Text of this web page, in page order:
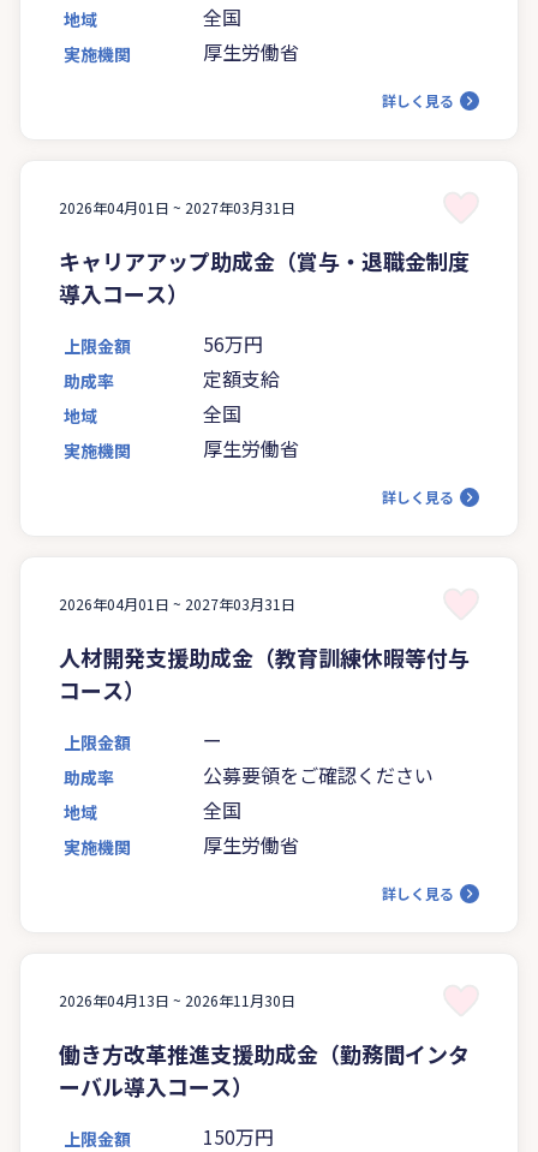
地域 全国
実施機関 厚生労働省
詳しく見る
2026年04月01日 ~ 2027年03月31日
キャリアアップ助成金（賞与・退職金制度
導入コース）
上限金額 56万円
助成率 定額支給
地域 全国
実施機関 厚生労働省
詳しく見る
2026年04月01日 ~ 2027年03月31日
人材開発支援助成金（教育訓練休暇等付与
コース）
上限金額 ー
助成率 公募要領をご確認ください
地域 全国
実施機関 厚生労働省
詳しく見る
2026年04月13日 ~ 2026年11月30日
働き方改革推進支援助成金（勤務間インタ
ーバル導入コース）
上限金額 150万円